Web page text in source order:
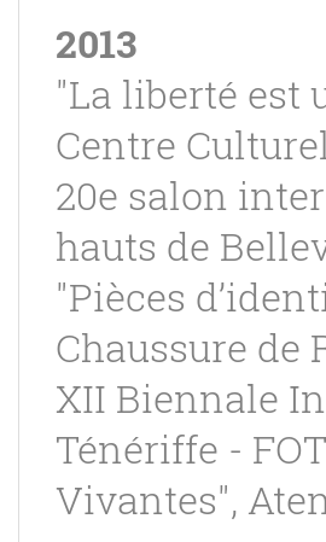
2013
"La liberté est
Centre
20e salon
hauts de
"Pièces
Chaussure de
XII Biennale
Ténériffe -
Vivantes",